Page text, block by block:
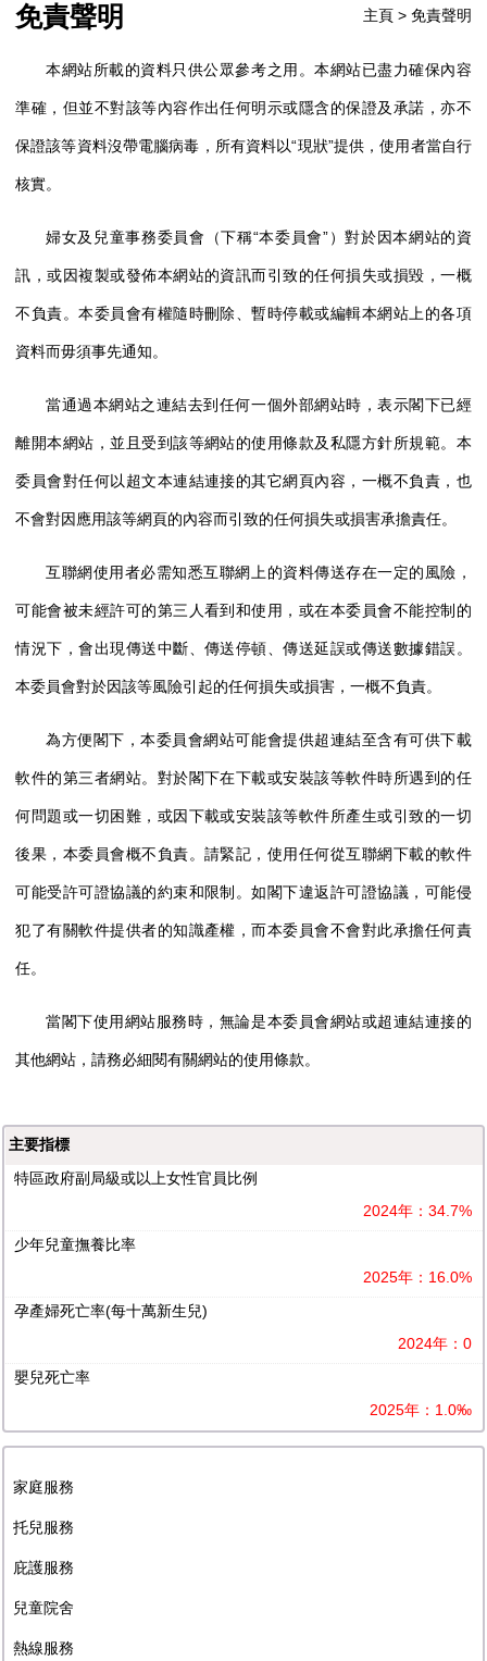
免責聲明 主頁> 免責聲明
本網站所載的資料只供公眾參考之用。本網站已盡力確保內容
準確，但並不對該等內容作出任何明示或隱含的保證及承諾，亦不
保證該等資料沒帶電腦病毒，所有資料以“現狀”提供，使用者當自行
核實。
婦女及兒童事務委員會（下稱“本委員會”）對於因本網站的資
訊，或因複製或發佈本網站的資訊而引致的任何損失或損毀，一概
不負責。本委員會有權隨時刪除、暫時停載或編輯本網站上的各項
資料而毋須事先通知。
當通過本網站之連結去到任何一個外部網站時，表示閣下已經
離開本網站，並且受到該等網站的使用條款及私隱方針所規範。本
委員會對任何以超文本連結連接的其它網頁內容，一概不負責，也
不會對因應用該等網頁的內容而引致的任何損失或損害承擔責任。
互聯網使用者必需知悉互聯網上的資料傳送存在一定的風險，
可能會被未經許可的第三人看到和使用，或在本委員會不能控制的
情況下，會出現傳送中斷、傳送停頓、傳送延誤或傳送數據錯誤。
本委員會對於因該等風險引起的任何損失或損害，一概不負責。
為方便閣下，本委員會網站可能會提供超連結至含有可供下載
軟件的第三者網站。對於閣下在下載或安裝該等軟件時所遇到的任
何問題或一切困難，或因下載或安裝該等軟件所產生或引致的一切
後果，本委員會概不負責。請緊記，使用任何從互聯網下載的軟件
可能受許可證協議的約束和限制。如閣下違返許可證協議，可能侵
犯了有關軟件提供者的知識產權，而本委員會不會對此承擔任何責
任。
當閣下使用網站服務時，無論是本委員會網站或超連結連接的
其他網站，請務必細閱有關網站的使用條款。
主要指標
特區政府副局級或以上女性官員比例
2024年：34.7%
少年兒童撫養比率
2025年：16.0%
孕產婦死亡率(每十萬新生兒)
2024年：0
嬰兒死亡率
2025年：1.0‰
家庭服務
托兒服務
庇護服務
兒童院舍
熱線服務